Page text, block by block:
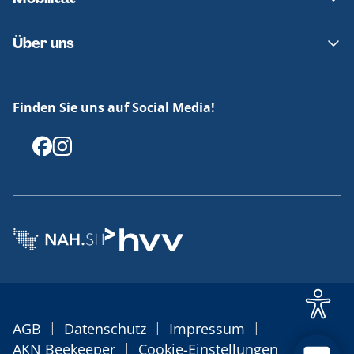
Fundsachen
Häufige Fragen
Barrierefreies Reisen
Erklärung Barrierefreiheit
Über uns
Offenlegungen
Finden Sie uns auf Social Media!
AGB | Datenschutz | Impressum |
AKN Beekeeper | Cookie-Einstellungen